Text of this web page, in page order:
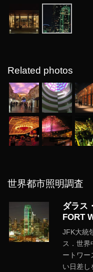
Related photos
世界都市照明調査
ダラス
FORT
JFK大統
ス．世界
ートワー
い日差し